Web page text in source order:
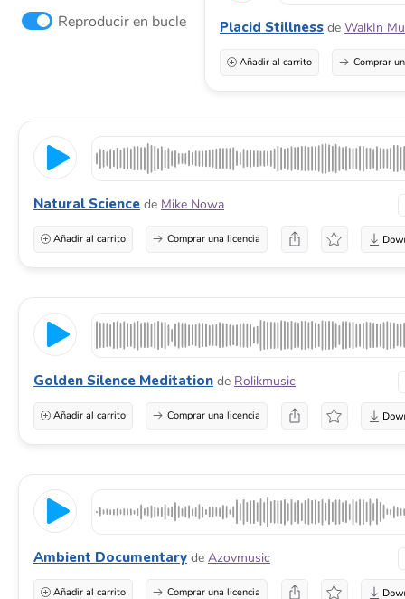
Reproducir en bucle Placid Stillness de WalkIn
Añadir al carrito Comprar
Natural Science de Mike Nowa
Añadir al carrito Comprar una licencia
Golden Silence Meditation de Rolikmusic
Añadir al carrito Comprar una licencia
Ambient Documentary de Azovmusic
Añadir al carrito Comprar una licencia